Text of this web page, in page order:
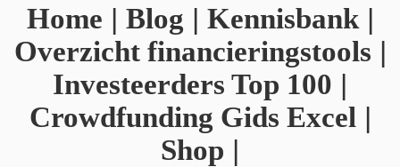
Home | Blog | Kennisbank|
Overzicht financieringstools |
Investeerders Top 100 |
Crowdfunding Gids Excel |
Shop |